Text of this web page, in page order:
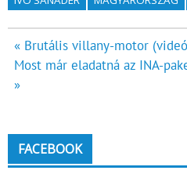
Bejegyzés
navigáció
« Brutális villany-motor
Most már eladatná az INA-
»
FACEBOOK